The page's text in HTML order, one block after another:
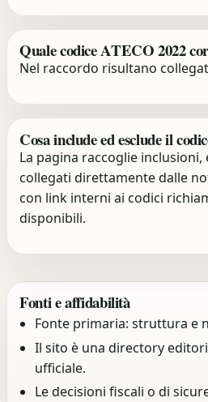
Quale codice ATECO 2022
Nel raccordo risultano
Cosa include ed esclude il
La pagina raccoglie
collegati direttamente dalle
con link interni ai codici
disponibili.
Fonti e affidabilità
Fonte primaria: struttura e
Il sito è una directory
ufficiale.
Le decisioni fiscali o di